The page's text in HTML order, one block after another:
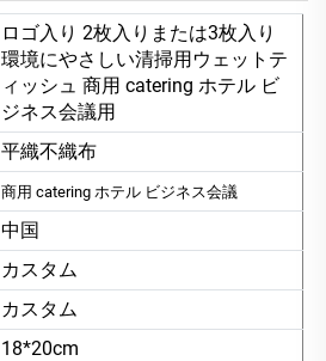
ロゴ入り 2枚入りまたは3枚入り
環境にやさしい清掃用ウェットテ
ィッシュ 商用 catering ホテル ビ
ジネス会議用
平織不織布
商用 catering ホテル ビジネス会議
中国
カスタム
カスタム
18*20cm